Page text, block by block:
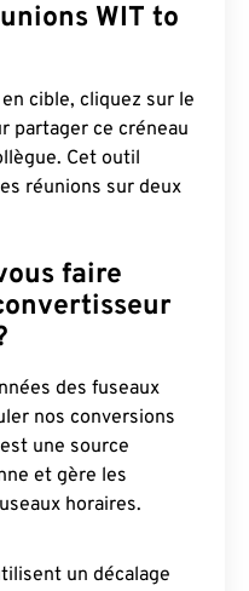
WIT to
cible, cliquez sur le
partager ce créneau
Cet outil
réunions sur deux
faire
des fuseaux
nos conversions
une source
et gère les
horaires.
un décalage